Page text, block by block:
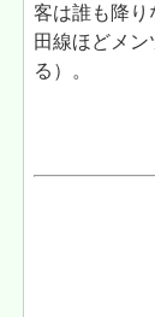
客は誰も降り
田線ほどメ
る）。